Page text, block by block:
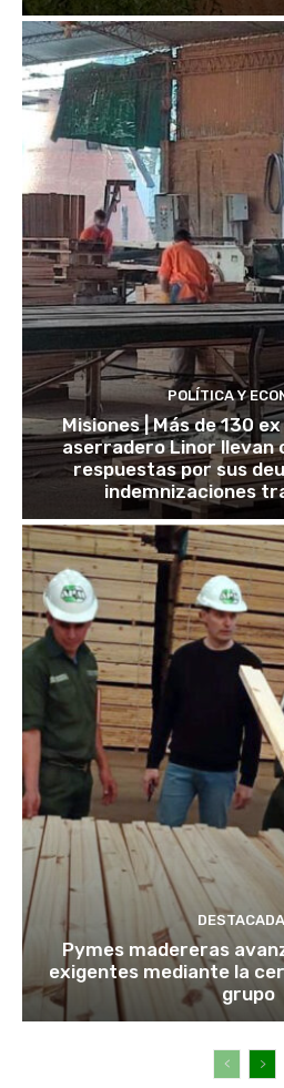
POLÍTICA Y
Misiones | Más de 130
aserradero Linor llevan
respuestas por sus
indemnizaciones
Pymes madereras
exigentes mediante la
grupo